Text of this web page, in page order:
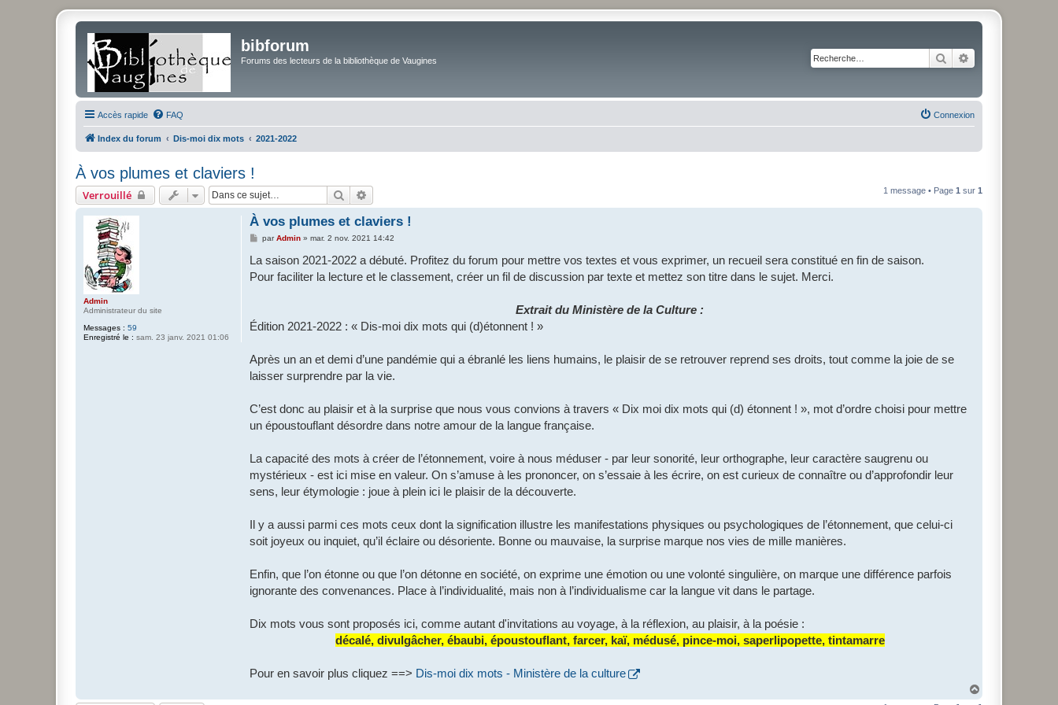
bibforum
Forums des lecteurs de la bibliothèque de Vaugines Rechercher
Accès rapide FAQ Connexion
Index du forum Dis-moi dix mots 2021-2022
À vos plumes et claviers !
Verrouillé Rechercher 1 message • Page 1 sur 1
Admin
Administrateur du site
Messages : 59
Enregistré le : sam. 23 janv. 2021 01:06
À vos plumes et claviers !
M
s
a
parAdmin» mar. 2 nov. 2021 14:42
La saison 2021-2022 a débuté. Profitez du forum pour mettre vos textes et vous exprimer, un recueil sera constitué en fin de saison.
Pour faciliter la lecture et le classement, créer un fil de discussion par texte et mettez son titre dans le sujet. Merci.
Extrait du Ministère de la Culture :
Édition 2021-2022 : « Dis-moi dix mots qui (d)étonnent ! »
Après un an et demi d’une pandémie qui a ébranlé les liens humains, le plaisir de se retrouver reprend ses droits, tout comme la joie de se
laisser surprendre par la vie.
C’est donc au plaisir et à la surprise que nous vous convions à travers « Dix moi dix mots qui (d) étonnent ! », mot d’ordre choisi pour mettre
un époustouflant désordre dans notre amour de la langue française.
La capacité des mots à créer de l’étonnement, voire à nous méduser - par leur sonorité, leur orthographe, leur caractère saugrenu ou
mystérieux - est ici mise en valeur. On s’amuse à les prononcer, on s’essaie à les écrire, on est curieux de connaître ou d’approfondir leur
sens, leur étymologie : joue à plein ici le plaisir de la découverte.
Il y a aussi parmi ces mots ceux dont la signification illustre les manifestations physiques ou psychologiques de l’étonnement, que celui-ci
soit joyeux ou inquiet, qu’il éclaire ou désoriente. Bonne ou mauvaise, la surprise marque nos vies de mille manières.
Enfin, que l’on étonne ou que l’on détonne en société, on exprime une émotion ou une volonté singulière, on marque une différence parfois
ignorante des convenances. Place à l’individualité, mais non à l’individualisme car la langue vit dans le partage.
Dix mots vous sont proposés ici, comme autant d'invitations au voyage, à la réflexion, au plaisir, à la poésie :
décalé, divulgâcher, ébaubi, époustouflant, farcer, kaï, médusé, pince-moi, saperlipopette, tintamarre
Pour en savoir plus cliquez ==> Dis-moi dix mots - Ministère de la culture